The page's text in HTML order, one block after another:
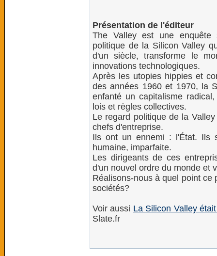
Présentation de l'éditeur
The Valley est une enquête
politique de la Silicon Valley
d'un siècle, transforme le
innovations technologiques.
Après les utopies hippies et
des années 1960 et 1970, la
enfanté un capitalisme
lois et règles collectives.
Le regard politique de la
chefs d'entreprise.
Ils ont un ennemi : l'État. Ils
humaine, imparfaite.
Les dirigeants de ces
d'un nouvel ordre du monde et
Réalisons-nous à quel point ce
sociétés?
Voir aussi La Silicon Valley
Slate.fr